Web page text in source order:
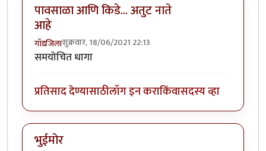
पावसाळा आणि किडे... अतुट नाते
आहे
गॉडजिलाशुक्रवार, 18/06/2021 22:13
समयोचित धागा
प्रतिसाद देण्यासाठीलॉग इन कराकिंवासदस्य व्हा
भुईमोर